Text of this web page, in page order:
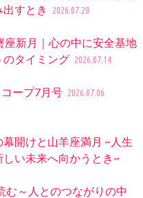
すとき
2026.07.28
座新月｜心の中に安全基地
のタイミング 2026.07.14
ープ7月号 2026.07.06
開けと山羊座満月 ~人生
い未来へ向かうとき~
む～人とのつながりの中